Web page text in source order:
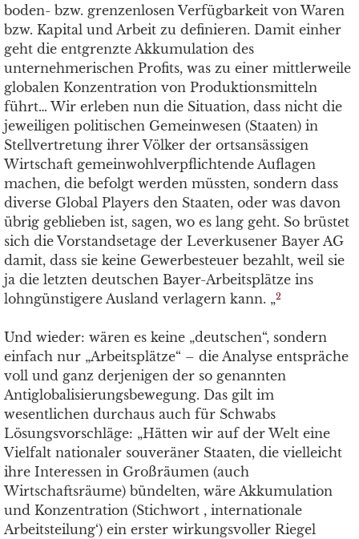
boden- bzw. grenzenlosen Verfügbarkeit von Waren
bzw. Kapital und Arbeit zu definieren. Damit einher
geht die entgrenzte Akkumulation des
unternehmerischen Profits, was zu einer mittlerweile
globalen Konzentration von Produktionsmitteln
führt… Wir erleben nun die Situation, dass nicht die
jeweiligen politischen Gemeinwesen (Staaten) in
Stellvertretung ihrer Völker der ortsansässigen
Wirtschaft gemeinwohlverpflichtende Auflagen
machen, die befolgt werden müssten, sondern dass
diverse Global Players den Staaten, oder was davon
übrig geblieben ist, sagen, wo es lang geht. So brüstet
sich die Vorstandsetage der Leverkusener Bayer AG
damit, dass sie keine Gewerbesteuer bezahlt, weil sie
ja die letzten deutschen Bayer-Arbeitsplätze ins
lohngünstigere Ausland verlagern kann. „2
Und wieder: wären es keine „deutschen“, sondern
einfach nur „Arbeitsplätze“ – die Analyse entspräche
voll und ganz derjenigen der so genannten
Antiglobalisierungsbewegung. Das gilt im
wesentlichen durchaus auch für Schwabs
Lösungsvorschläge: „Hätten wir auf der Welt eine
Vielfalt nationaler souveräner Staaten, die vielleicht
ihre Interessen in Großräumen (auch
Wirtschaftsräume) bündelten, wäre Akkumulation
und Konzentration (Stichwort , internationale
Arbeitsteilung‘) ein erster wirkungsvoller Riegel